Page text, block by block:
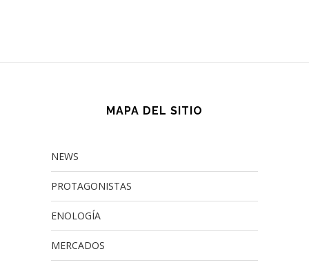
MAPA DEL SITIO
NEWS
PROTAGONISTAS
ENOLOGÍA
MERCADOS